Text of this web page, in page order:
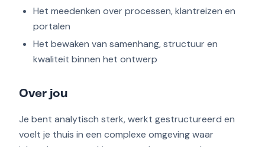
Het meedenken over processen, klantreizen en
portalen
Het bewaken van samenhang, structuur en
kwaliteit binnen het ontwerp
Over jou
Je bent analytisch sterk, werkt gestructureerd en
voelt je thuis in een complexe omgeving waar